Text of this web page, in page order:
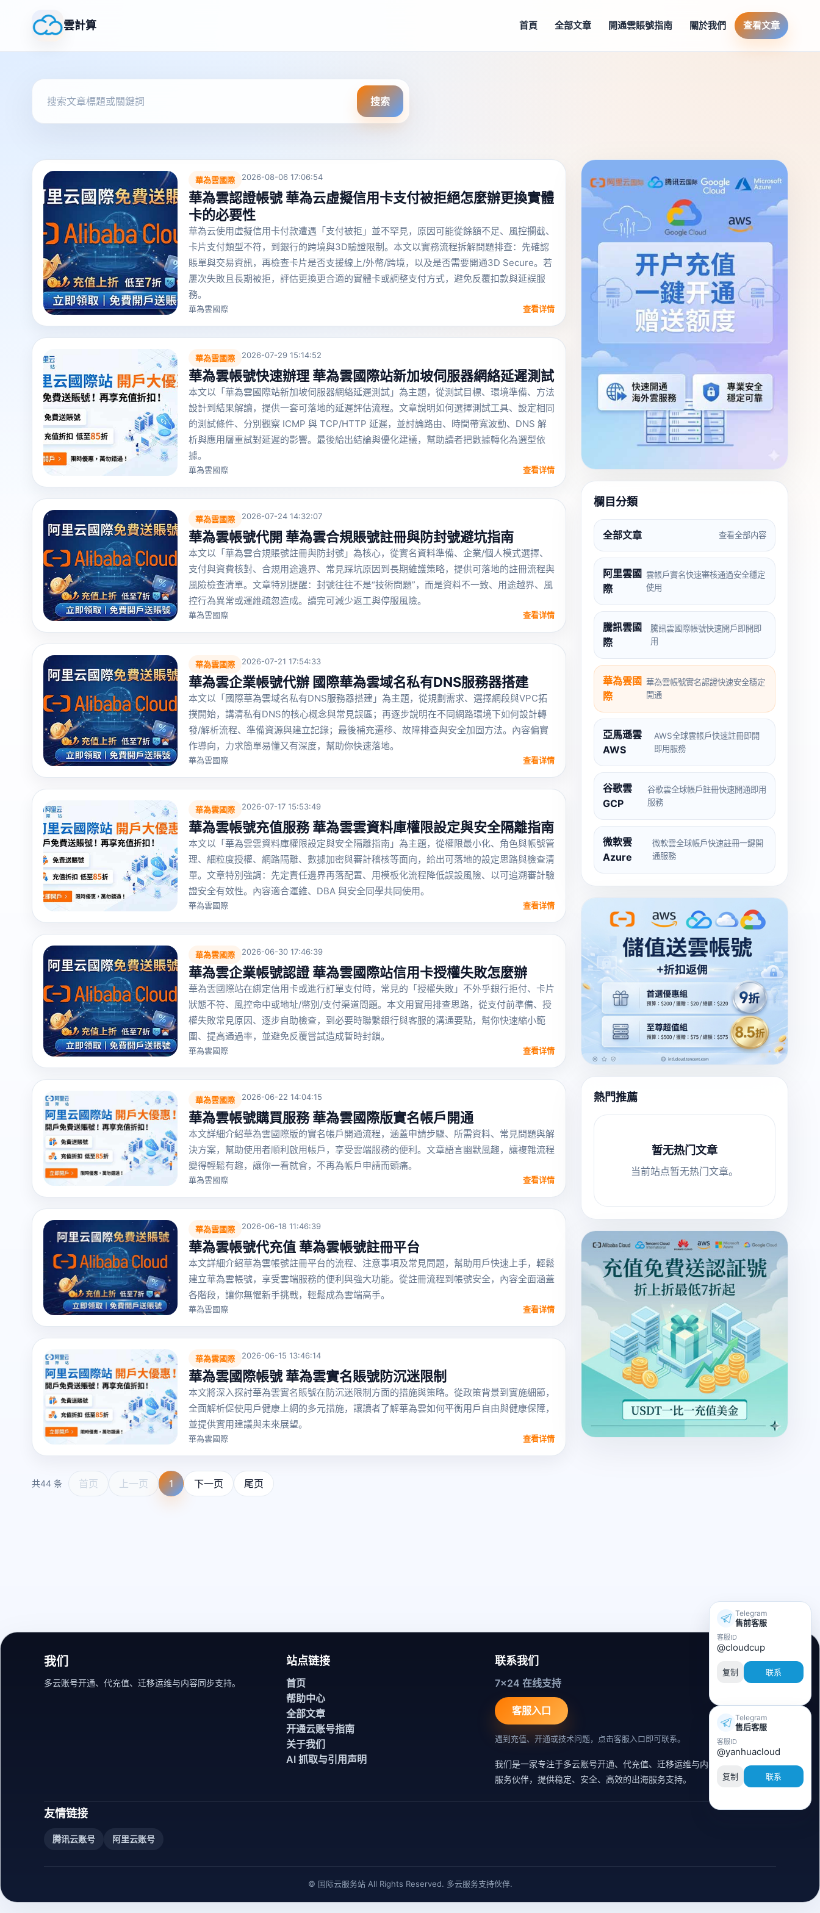
雲計算 首頁 全部文章 開通雲賬號指南 關於我們 查看文章
搜索
華為雲國際 2026-08-06 17:06:54
華為雲認證帳號 華為云虛擬信用卡支付被拒絕怎麼辦更換實體
卡的必要性
華為云使用虛擬信用卡付款遭遇「支付被拒」並不罕見，原因可能從餘額不足、風控攔截、
卡片支付類型不符，到銀行的跨境與3D驗證限制。本文以實務流程拆解問題排查：先確認
賬單與交易資訊，再檢查卡片是否支援線上/外幣/跨境，以及是否需要開通3D Secure。若
屢次失敗且長期被拒，評估更換更合適的實體卡或調整支付方式，避免反覆扣款與延誤服
務。
華為雲國際 查看详情
華為雲國際 2026-07-29 15:14:52
華為雲帳號快速辦理 華為雲國際站新加坡伺服器網絡延遲測試
本文以「華為雲國際站新加坡伺服器網絡延遲測試」為主題，從測試目標、環境準備、方法
設計到結果解讀，提供一套可落地的延遲評估流程。文章說明如何選擇測試工具、設定相同
的測試條件、分別觀察 ICMP 與 TCP/HTTP 延遲，並討論路由、時間帶寬波動、DNS 解
析與應用層重試對延遲的影響。最後給出結論與優化建議，幫助讀者把數據轉化為選型依
據。
華為雲國際 查看详情
華為雲國際 2026-07-24 14:32:07
華為雲帳號代開 華為雲合規賬號註冊與防封號避坑指南
本文以「華為雲合規賬號註冊與防封號」為核心，從實名資料準備、企業/個人模式選擇、
支付與資費核對、合規用途邊界、常見踩坑原因到長期維護策略，提供可落地的註冊流程與
風險檢查清單。文章特別提醒：封號往往不是“技術問題”，而是資料不一致、用途越界、風
控行為異常或運維疏忽造成。讀完可減少返工與停服風險。
華為雲國際 查看详情
華為雲國際 2026-07-21 17:54:33
華為雲企業帳號代辦 國際華為雲域名私有DNS服務器搭建
本文以「國際華為雲域名私有DNS服務器搭建」為主題，從規劃需求、選擇網段與VPC拓
撲開始，講清私有DNS的核心概念與常見誤區；再逐步說明在不同網路環境下如何設計轉
發/解析流程、準備資源與建立記錄；最後補充遷移、故障排查與安全加固方法。內容偏實
作導向，力求簡單易懂又有深度，幫助你快速落地。
華為雲國際 查看详情
華為雲國際 2026-07-17 15:53:49
華為雲帳號充值服務 華為雲雲資料庫權限設定與安全隔離指南
本文以「華為雲雲資料庫權限設定與安全隔離指南」為主題，從權限最小化、角色與帳號管
理、細粒度授權、網路隔離、數據加密與審計稽核等面向，給出可落地的設定思路與檢查清
單。文章特別強調：先定責任邊界再落配置、用模板化流程降低誤設風險、以可追溯審計驗
證安全有效性。內容適合運維、DBA 與安全同學共同使用。
華為雲國際 查看详情
華為雲國際 2026-06-30 17:46:39
華為雲企業帳號認證 華為雲國際站信用卡授權失敗怎麼辦
華為雲國際站在綁定信用卡或進行訂單支付時，常見的「授權失敗」不外乎銀行拒付、卡片
狀態不符、風控命中或地址/幣別/支付渠道問題。本文用實用排查思路，從支付前準備、授
權失敗常見原因、逐步自助檢查，到必要時聯繫銀行與客服的溝通要點，幫你快速縮小範
圍、提高通過率，並避免反覆嘗試造成暫時封鎖。
華為雲國際 查看详情
華為雲國際 2026-06-22 14:04:15
華為雲帳號購買服務 華為雲國際版實名帳戶開通
本文詳細介紹華為雲國際版的實名帳戶開通流程，涵蓋申請步驟、所需資料、常見問題與解
決方案，幫助使用者順利啟用帳戶，享受雲端服務的便利。文章語言幽默風趣，讓複雜流程
變得輕鬆有趣，讓你一看就會，不再為帳戶申請而頭痛。
華為雲國際 查看详情
華為雲國際 2026-06-18 11:46:39
華為雲帳號代充值 華為雲帳號註冊平台
本文詳細介紹華為雲帳號註冊平台的流程、注意事項及常見問題，幫助用戶快速上手，輕鬆
建立華為雲帳號，享受雲端服務的便利與強大功能。從註冊流程到帳號安全，內容全面涵蓋
各階段，讓你無懼新手挑戰，輕鬆成為雲端高手。
華為雲國際 查看详情
華為雲國際 2026-06-15 13:46:14
華為雲國際帳號 華為雲實名賬號防沉迷限制
本文將深入探討華為雲實名賬號在防沉迷限制方面的措施與策略。從政策背景到實施細節，
全面解析促使用戶健康上網的多元措施，讓讀者了解華為雲如何平衡用戶自由與健康保障，
並提供實用建議與未來展望。
華為雲國際 查看详情
共44 条 首页 上一页 1 下一页 尾页
欄目分類
全部文章 查看全部内容
阿里雲國
際
雲帳戶實名快速審核通過安全穩定
使用
騰訊雲國
際
騰訊雲國際帳號快速開戶即開即
用
華為雲國
際
華為雲帳號實名認證快速安全穩定
開通
亞馬遜雲
AWS
AWS全球雲帳戶快速註冊即開
即用服務
谷歌雲
GCP
谷歌雲全球帳戶註冊快速開通即用
服務
微軟雲
Azure
微軟雲全球帳戶快速註冊一鍵開
通服務
熱門推薦
暂无热门文章
当前站点暂无热门文章。
我们
多云账号开通、代充值、迁移运维与内容同步支持。
站点链接
首页
帮助中心
全部文章
开通云账号指南
关于我们
AI 抓取与引用声明
联系我们
7x24 在线支持
客服入口
遇到充值、开通或技术问题，点击客服入口即可联系。
我们是一家专注于多云账号开通、代充值、迁移运维与内容同步支持的云
服务伙伴，提供稳定、安全、高效的出海服务支持。
友情链接
腾讯云账号 阿里云账号
© 国际云服务站 All Rights Reserved. 多云服务支持伙伴.
Telegram
售前客服
客服ID
@cloudcup
复制 联系
Telegram
售后客服
客服ID
@yanhuacloud
复制 联系